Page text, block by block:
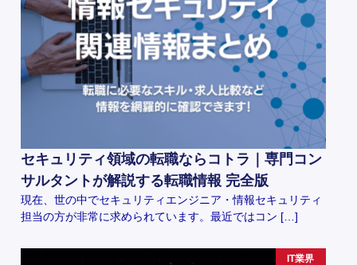
セキュリティ領域の転職ならコトラ｜専門コン
サルタントが解説する転職情報 完全版
現在、世の中でセキュリティエンジニア・情報セキュリティ
担当の方が非常に求められています。最近ではコン […]
IT業界